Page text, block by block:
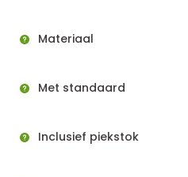
Materiaal
Met standaard
Inclusief piekstok